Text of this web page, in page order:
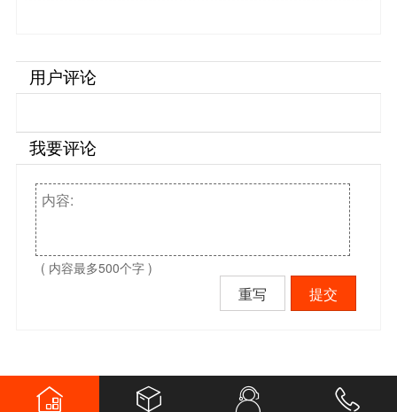
用户评论
我要评论
( 内容最多500个字 )
重写 提交